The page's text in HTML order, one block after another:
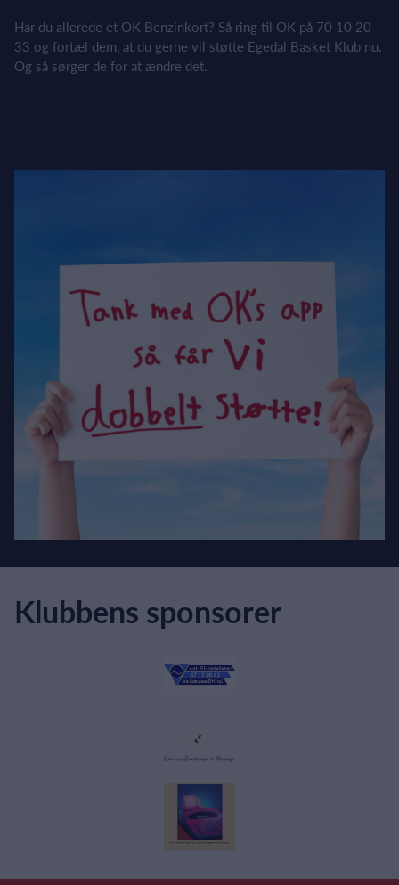
Har du allerede et OK Benzinkort? Så ring til OK på 70 10 20
33 og fortæl dem, at du gerne vil støtte Egedal Basket Klub nu.
Og så sørger de for at ændre det.
Klubbens sponsorer